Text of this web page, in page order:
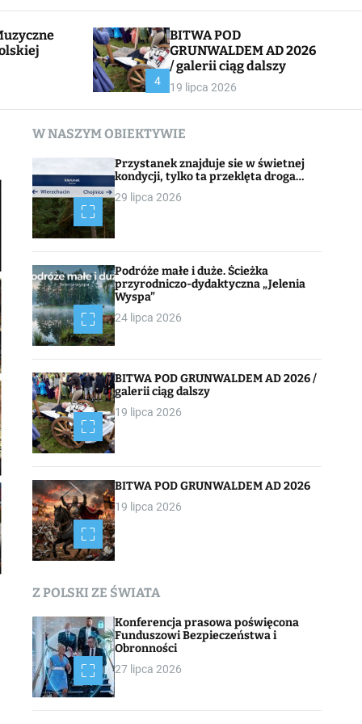
l
c
4
BITWA POD
GRUNWALDEM AD 2026
/ galerii ciąg dalszy
19 lipca 2026
W NASZYM OBIEKTYWIE
Przystanek znajduje sie w świetnej
kondycji, tylko ta przeklęta droga…
29 lipca 2026
Podróże małe i duże. Ścieżka
przyrodniczo-dydaktyczna „Jelenia
Wyspa”
24 lipca 2026
BITWA POD GRUNWALDEM AD 2026 /
galerii ciąg dalszy
19 lipca 2026
BITWA POD GRUNWALDEM AD 2026
19 lipca 2026
Z POLSKI ZE ŚWIATA
Konferencja prasowa poświęcona
Funduszowi Bezpieczeństwa i
Obronności
27 lipca 2026